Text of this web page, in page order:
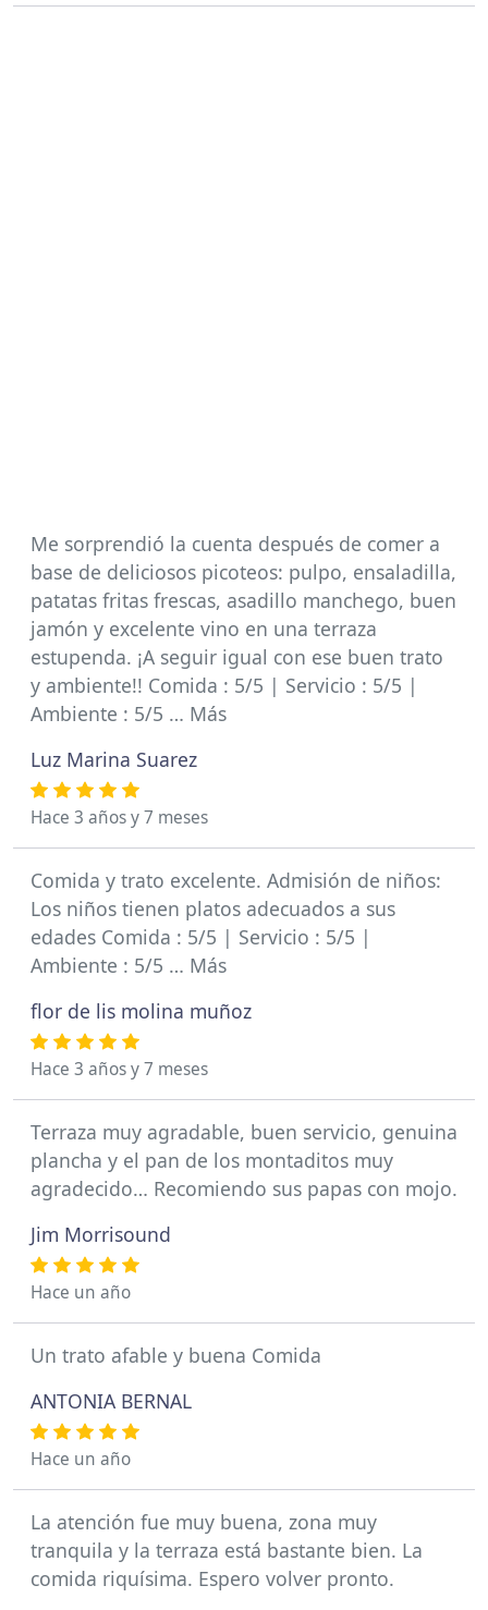
Me sorprendió la cuenta después de comer a
base de deliciosos picoteos: pulpo, ensaladilla,
patatas fritas frescas, asadillo manchego, buen
jamón y excelente vino en una terraza
estupenda. ¡A seguir igual con ese buen trato
y ambiente!! Comida : 5/5 | Servicio : 5/5 |
Ambiente : 5/5 … Más
Luz Marina Suarez
Hace 3 años y 7 meses
Comida y trato excelente. Admisión de niños:
Los niños tienen platos adecuados a sus
edades Comida : 5/5 | Servicio : 5/5 |
Ambiente : 5/5 … Más
flor de lis molina muñoz
Hace 3 años y 7 meses
Terraza muy agradable, buen servicio, genuina
plancha y el pan de los montaditos muy
agradecido… Recomiendo sus papas con mojo.
Jim Morrisound
Hace un año
Un trato afable y buena Comida
ANTONIA BERNAL
Hace un año
La atención fue muy buena, zona muy
tranquila y la terraza está bastante bien. La
comida riquísima. Espero volver pronto.